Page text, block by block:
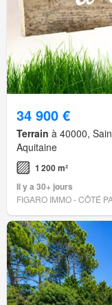
34 900 €
Terrain à 40000,
Aquitaine
1 200 m²
Il y a 30+ jours
FIGARO IMMO - CÔTÉ